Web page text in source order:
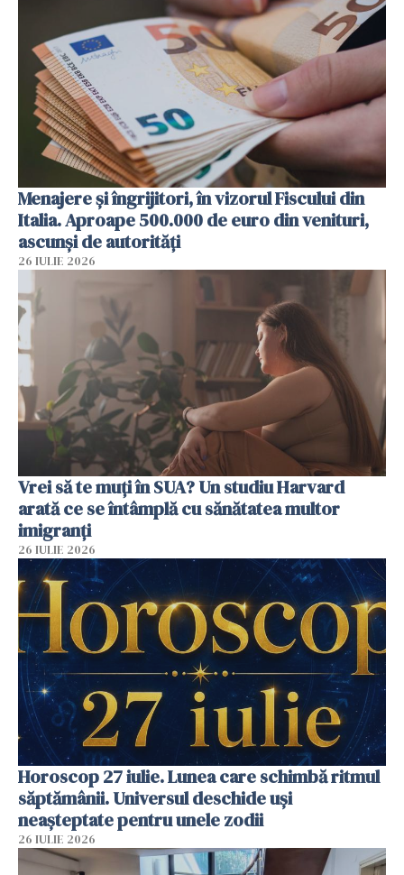
Menajere și îngrijitori, în vizorul Fiscului din
Italia. Aproape 500.000 de euro din venituri,
ascunși de autorități
26 IULIE 2026
Vrei să te muți în SUA? Un studiu Harvard
arată ce se întâmplă cu sănătatea multor
imigranți
26 IULIE 2026
Horoscop 27 iulie. Lunea care schimbă ritmul
săptămânii. Universul deschide uși
neașteptate pentru unele zodii
26 IULIE 2026